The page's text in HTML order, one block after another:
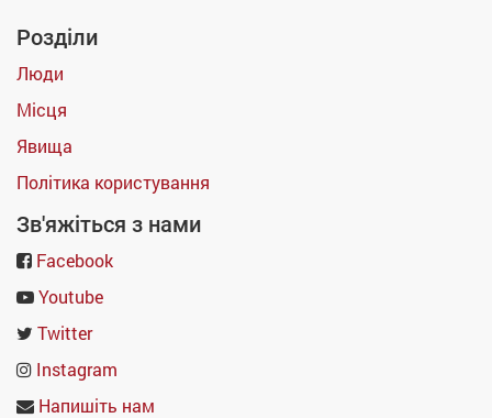
Розділи
Люди
Місця
Явища
Політика користування
Зв'яжіться з нами
Facebook
Youtube
Twitter
Instagram
Напишіть нам